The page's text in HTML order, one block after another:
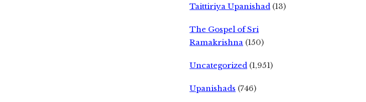
Taittiriya Upanishad (13)
The Gospel of Sri
Ramakrishna (150)
Uncategorized (1,951)
Upanishads (746)